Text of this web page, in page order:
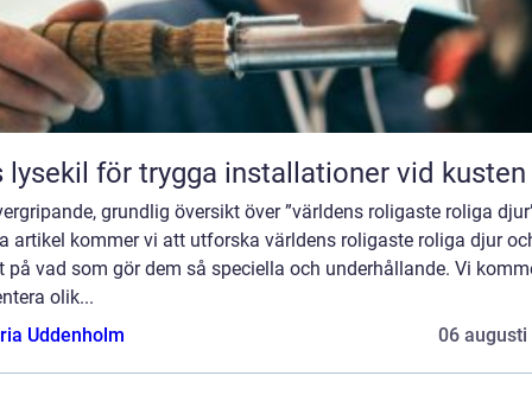
lysekil för trygga installationer vid kusten
grundlig översikt över ”världens roligaste roliga
artikel kommer vi att utforska världens roligaste roliga djur
på vad som gör dem så speciella och underhållande. Vi
olik...
Uddenholm
06 augusti